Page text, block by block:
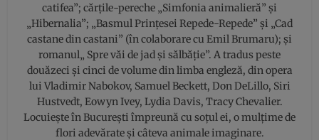
catifea”; cărțile-pereche „Simfonia animalieră” și
„Hibernalia”; „Basmul Prințesei Repede-Repede” și „Cad
castane din castani” (în colaborare cu Emil Brumaru); și
romanul„ Spre văi de jad și sălbăție”. A tradus peste
douăzeci și cinci de volume din limba engleză, din opera
lui Vladimir Nabokov, Samuel Beckett, Don DeLillo, Siri
Hustvedt, Eowyn Ivey, Lydia Davis, Tracy Chevalier.
Locuiește în București împreună cu soțul ei, o mulțime de
flori adevărate și câteva animale imaginare.